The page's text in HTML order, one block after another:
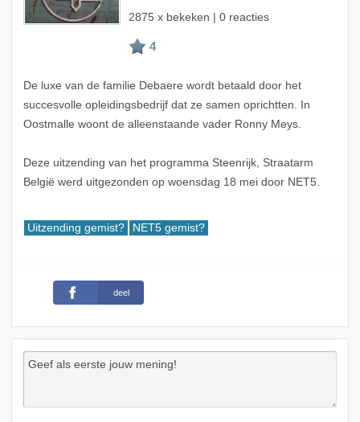
2875 x bekeken | 0 reacties
De luxe van de familie Debaere wordt betaald door het
succesvolle opleidingsbedrijf dat ze samen oprichtten. In
Oostmalle woont de alleenstaande vader Ronny Meys.
Deze uitzending van het programma Steenrijk, Straatarm
België werd uitgezonden op woensdag 18 mei door NET5.
Uitzending gemist? NET5 gemist?
deel